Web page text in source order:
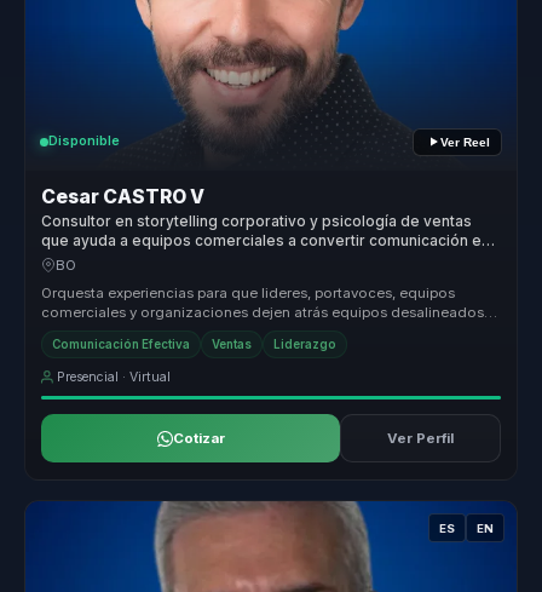
Disponible Ver Reel
Cesar CASTRO V
Consultor en storytelling corporativo y psicología de ventas
que ayuda a equipos comerciales a convertir comunicación en
influencia, recordación y conversión.
BO
Orquesta experiencias para que lideres, portavoces, equipos
comerciales y organizaciones dejen atrás equipos desalineados y
construyan li...
Comunicación Efectiva Ventas Liderazgo
Presencial · Virtual
Cotizar Ver Perfil
ES EN